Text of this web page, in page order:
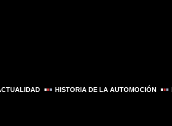
HISTORIA DE LA AUTOMOCIÓN